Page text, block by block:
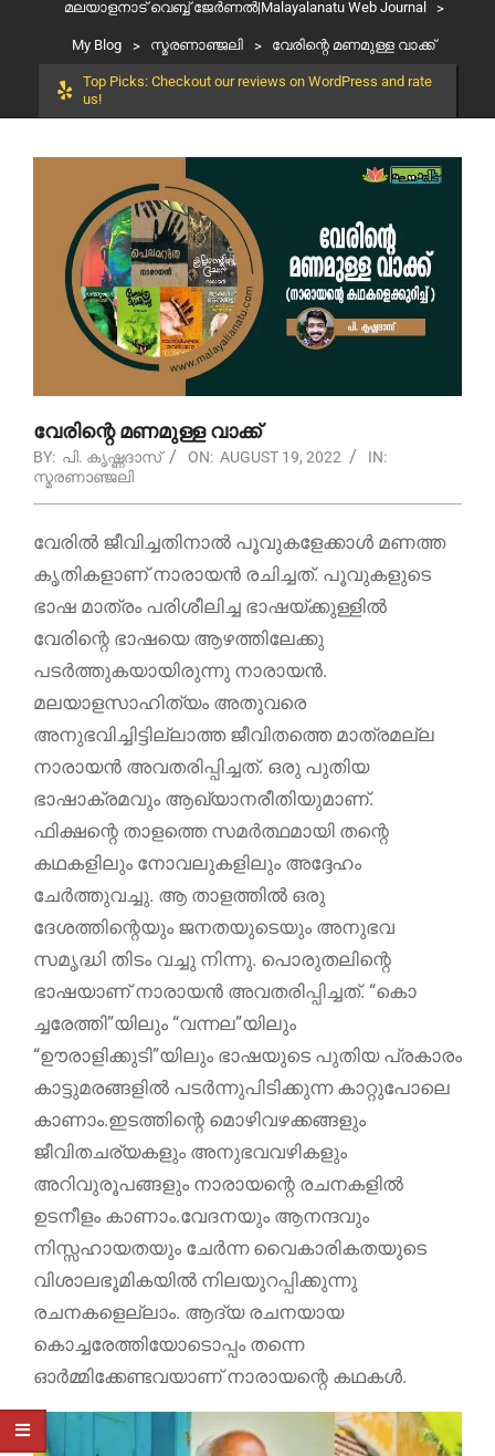
മലയാളനാട് വെബ്ബ് ജേർണൽ|Malayalanatu Web Journal >
My Blog > സ്മരണാഞ്ജലി > വേരിന്റെ മണമുള്ള വാക്ക്
Top Picks: Checkout our reviews on WordPress and rate
us!
വേരിന്റെ മണമുള്ള വാക്ക്
BY: പി. കൃഷ്ണദാസ് ON: AUGUST 19, 2022
IN:
സ്മരണാഞ്ജലി
വേരില്‍ ജീവിച്ചതിനാല്‍ പൂവുകളേക്കാള്‍ മണത്ത
കൃതികളാണ് നാരായന്‍ രചിച്ചത്. പൂവുകളുടെ
ഭാഷ മാത്രം പരിശീലിച്ച ഭാഷയ്ക്കുള്ളില്‍
വേരിന്റെ ഭാഷയെ ആഴത്തിലേക്കു
പടര്‍ത്തുകയായിരുന്നു നാരായന്‍.
മലയാളസാഹിത്യം അതുവരെ
അനുഭവിച്ചിട്ടില്ലാത്ത ജീവിതത്തെ മാത്രമല്ല
നാരായന്‍ അവതരിപ്പിച്ചത്. ഒരു പുതിയ
ഭാഷാക്രമവും ആഖ്യാനരീതിയുമാണ്.
ഫിക്ഷന്റെ താളത്തെ സമര്‍ത്ഥമായി തന്റെ
കഥകളിലും നോവലുകളിലും അദ്ദേഹം
ചേര്‍ത്തുവച്ചു. ആ താളത്തില്‍ ഒരു
ദേശത്തിന്റെയും ജനതയുടെയും അനുഭവ
സമൃദ്ധി തിടം വച്ചു നിന്നു. പൊരുതലിന്റെ
ഭാഷയാണ് നാരായന്‍ അവതരിപ്പിച്ചത്. “കൊ
ച്ചരേത്തി”യിലും “വന്നല”യിലും
“ഊരാളിക്കുടി”യിലും ഭാഷയുടെ പുതിയ പ്രകാരം
കാട്ടുമരങ്ങളില്‍ പടര്‍ന്നുപിടിക്കുന്ന കാറ്റുപോലെ
കാണാം.ഇടത്തിന്റെ മൊഴിവഴക്കങ്ങളും
ജീവിതചര്യകളും അനുഭവവഴികളും
അറിവുരൂപങ്ങളും നാരായന്റെ രചനകളില്‍
ഉടനീളം കാണാം.വേദനയും ആനന്ദവും
നിസ്സഹായതയും ചേര്‍ന്ന വൈകാരികതയുടെ
വിശാലഭൂമികയില്‍ നിലയുറപ്പിക്കുന്നു
രചനകളെല്ലാം. ആദ്യ രചനയായ
കൊച്ചരേത്തിയോടൊപ്പം തന്നെ
ഓര്‍മ്മിക്കേണ്ടവയാണ് നാരായന്റെ കഥകള്‍.